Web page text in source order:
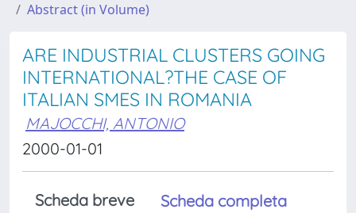
Abstract (in Volume)
ARE INDUSTRIAL CLUSTERS GOING
INTERNATIONAL?THE CASE OF
ITALIAN SMES IN ROMANIA
MAJOCCHI, ANTONIO
2000-01-01
Scheda breve
Scheda completa